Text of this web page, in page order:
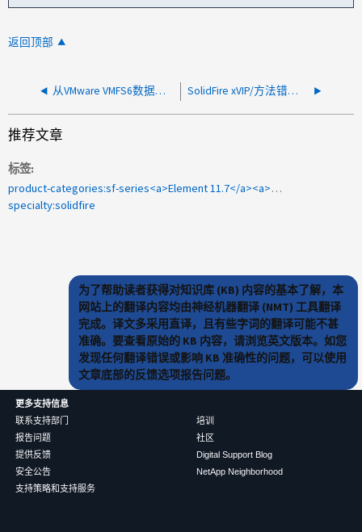
返回顶部
从VMware VMFS6数据存储库删除或迁移VM后、SolidFire卷已用百分比不会降低 SolidFire xVIP/方法错误：绑定1G网络配置格式错误：必须指定IPv4或IPv6地址
推荐文章
标签
product-categories:sf-series<a>Element 11.7</a><a>sf2405</a><a /><a>使NIC卷脱机时出现故障</a>
specialty:solidfire
为了帮助读者获得对知识库 (KB) 内容的基本了解，本
网站上的翻译内容均由神经机器翻译 (NMT) 工具翻译
完成。译文多采用直译，且有些字词的翻译可能不甚
准确。要查看原始的 KB 内容，请浏览英文版本。如您
发现任何翻译错误或影响 KB 准确性的问题，可以使用
文章底部的反馈选项报告问题。
更多支持信息
联系支持部门
报告问题
提供反馈
安全公告
支持策略和支持服务
培训
社区
Digital Support Blog
NetApp Neighborhood